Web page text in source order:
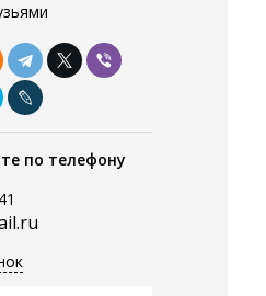
по телефону